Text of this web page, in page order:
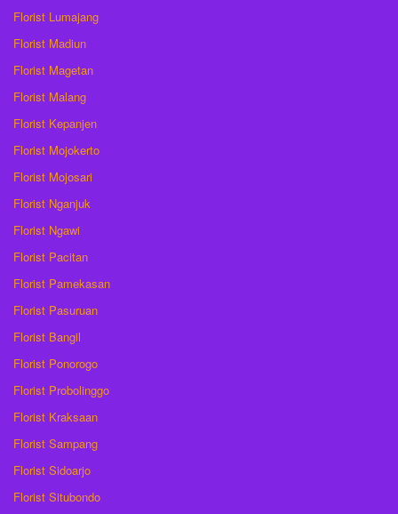
Florist Lumajang
Florist Madiun
Florist Magetan
Florist Malang
Florist Kepanjen
Florist Mojokerto
Florist Mojosari
Florist Nganjuk
Florist Ngawi
Florist Pacitan
Florist Pamekasan
Florist Pasuruan
Florist Bangil
Florist Ponorogo
Florist Probolinggo
Florist Kraksaan
Florist Sampang
Florist Sidoarjo
Florist Situbondo